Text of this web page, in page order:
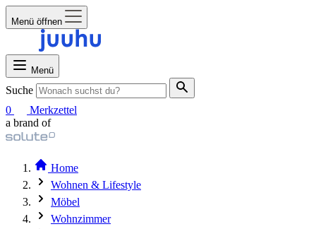
Menü öffnen
Menü
Suche
0
Merkzettel
a brand of
Home
Wohnen & Lifestyle
Möbel
Wohnzimmer